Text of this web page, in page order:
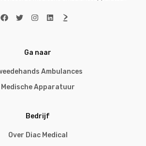
Ga naar
Ambulances
Medische Apparatuur
Bedrijf
Over Diac Medical